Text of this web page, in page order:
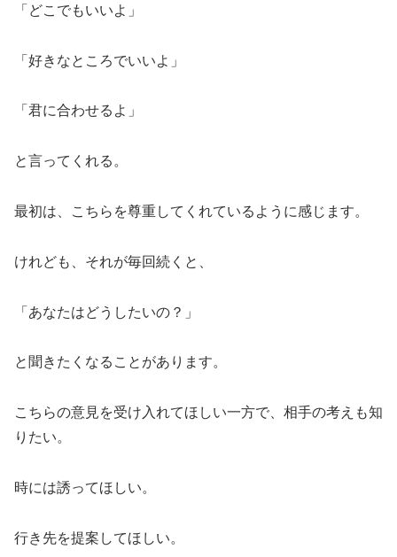
「どこでもいいよ」
「好きなところでいいよ」
「君に合わせるよ」
と言ってくれる。
最初は、こちらを尊重してくれているように感じます。
けれども、それが毎回続くと、
「あなたはどうしたいの？」
と聞きたくなることがあります。
こちらの意見を受け入れてほしい一方で、相手の考えも知
りたい。
時には誘ってほしい。
行き先を提案してほしい。